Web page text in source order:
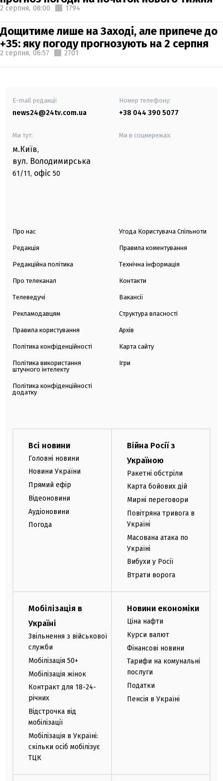
2 серпня, 08:00 1794
Дощитиме лише на Заході, але припече до
+35: яку погоду прогнозують на 2 серпня
2 серпня, 06:57 2701
E-mail редакції
news24@24tv.com.ua
Номер телефону:
+38 044 390 5077
Ми тут:
м.Київ,
вул. Володимирська
61/11, офіс 50
Ми в соцмережах:
Про нас
Редакція
Редакційна політика
Про телеканал
Телеведучі
Рекламодавцям
Правила користування
Політика конфіденційності
Політика використання
штучного інтелекту
Політика конфіденційності
додатку
Угода Користувача Спільноти
Правила коментування
Технічна інформація
Контакти
Вакансії
Структура власності
Архів
Карта сайту
Ігри
Всі новини
Головні новини
Новини України
Прямий ефір
Відеоновини
Аудіоновини
Погода
Війна Росії з
Україною
Ракетні обстріли
Карта бойових дій
Мирні переговори
Повітряна тривога в
Україні
Масована атака по
Україні
Вибухи у Росії
Втрати ворога
Мобілізація в
Україні
Звільнення з військової
служби
Мобілізація 50+
Мобілізація жінок
Контракт для 18-24-
річних
Відстрочка від
мобілізації
Мобілізація в Україні:
скільки осіб мобілізує
ТЦК
Новини економіки
Ціна нафти
Курси валют
Фінансові новини
Тарифи на комунальні
послуги
Податки
Пенсія в Україні